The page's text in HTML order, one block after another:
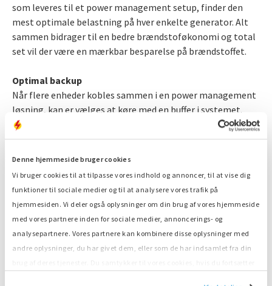
Denne hjemmeside bruger cookies
Vi bruger cookies til at tilpasse vores indhold og annoncer, til at vise dig
funktioner til sociale medier og til at analysere vores trafik på
hjemmesiden. Vi deler også oplysninger om din brug af vores hjemmeside
med vores partnere inden for sociale medier, annoncerings- og
analysepartnere. Vores partnere kan kombinere disse oplysninger med
andre oplysninger, du har givet dem, eller som de har indsamlet fra din
som leveres til et power management setup, finder den
mest optimale belastning på hver enkelte generator. Alt
sammen bidrager til en bedre brændstoføkonomi og total
set vil der være en mærkbar besparelse på brændstoffet.
Optimal backup
Når flere enheder kobles sammen i en power management
løsning, kan er vælges at køre med en buffer i systemet.
Dette gør det muligt at fortsætte driften uden afbud, hvis
f.eks. en generator lukker ned. Dette sker helt uden afbrud
Reduktion af drifttimer
Ved at benytte flere små generatorer frem for én stor, vil i
nogle tilfælde også betyde at driftomkostningerne bliver
mindre. Prisen afhænger af antallet af drifttimer, og
ydermere afhænger prisen også af størrelsen på
anlægget. Da en drifttime for en stor generator koster
langt mere end én for en lille, er dette en smart løsning for